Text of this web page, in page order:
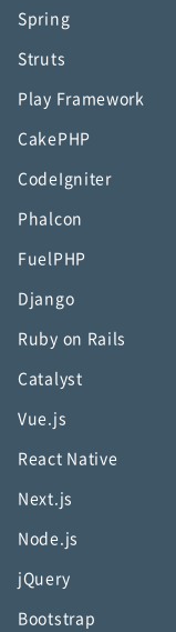
Spring
Struts
Play Framework
CakePHP
CodeIgniter
Phalcon
FuelPHP
Django
Ruby on Rails
Catalyst
Vue.js
React Native
Next.js
Node.js
jQuery
Bootstrap